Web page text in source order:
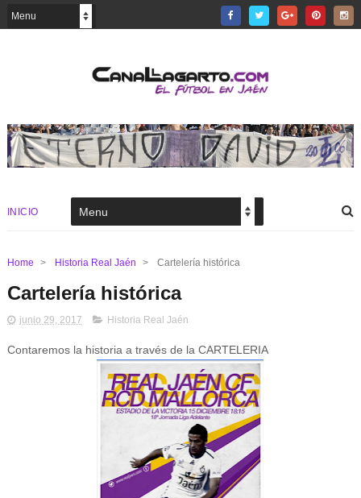
INICIO
Home > Historia Real Jaén > Cartelería histórica
Cartelería histórica
junio 29, 2017 Historia Real Jaén
Contaremos la historia a través de la CARTELERIA